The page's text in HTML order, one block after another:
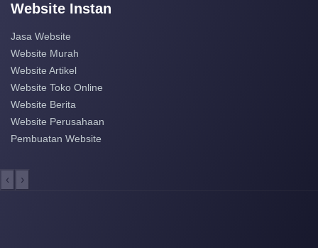
Website Instan
Jasa Website
Website Murah
Website Artikel
Website Toko Online
Website Berita
Website Perusahaan
Pembuatan Website
‹ ›